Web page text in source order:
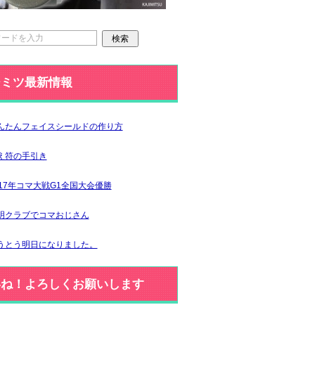
ツ最新情報
たんフェイスシールドの作り方
符の手引き
年コマ大戦G1全国大会優勝
クラブでコマおじさん
とう明日になりました。
！よろしくお願いします